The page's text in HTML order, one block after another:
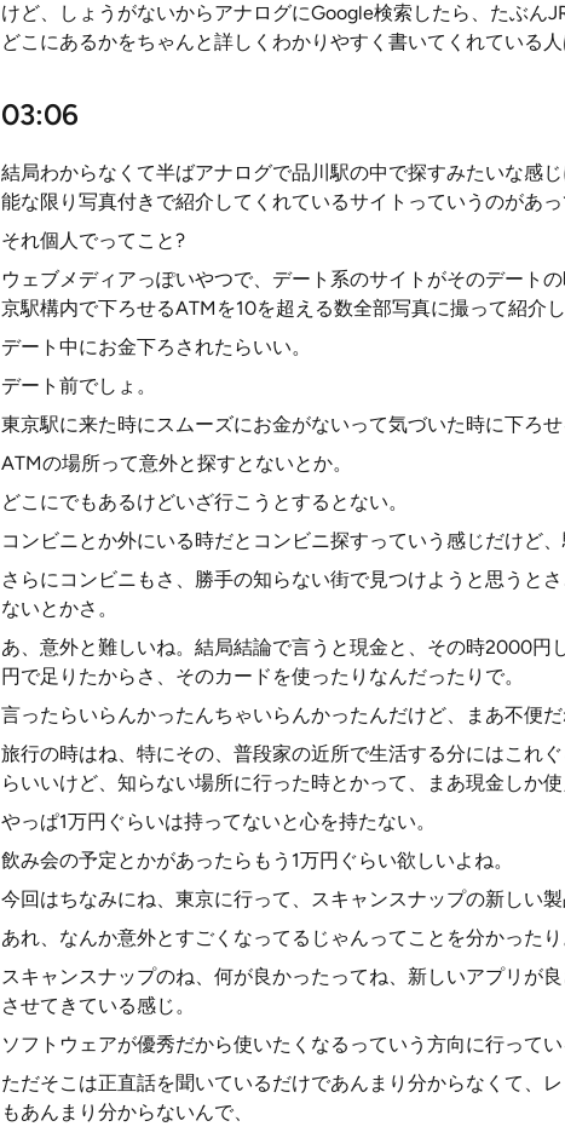
けど、しょうがないからアナログにGoogle検索したら、たぶん
どこにあるかをちゃんと詳しくわかりやすく書いてくれている人
03:06
結局わからなくて半ばアナログで品川駅の中で探すみたいな感
能な限り写真付きで紹介してくれているサイトっていうのがあっ
それ個人でってこと?
ウェブメディアっぽいやつで、デート系のサイトがそのデート
京駅構内で下ろせるATMを10を超える数全部写真に撮って紹介
デート中にお金下ろされたらいい。
デート前でしょ。
東京駅に来た時にスムーズにお金がないって気づいた時に下ろ
ATMの場所って意外と探すとないとか。
どこにでもあるけどいざ行こうとするとない。
コンビニとか外にいる時だとコンビニ探すっていう感じだけど、
さらにコンビニもさ、勝手の知らない街で見つけようと思うと
ないとかさ。
あ、意外と難しいね。結局結論で言うと現金と、その時2000
円で足りたからさ、そのカードを使ったりなんだったりで。
言ったらいらんかったんちゃいらんかったんだけど、まあ不便
旅行の時はね、特にその、普段家の近所で生活する分にはこれ
らいいけど、知らない場所に行った時とかって、まあ現金しか
やっぱ1万円ぐらいは持ってないと心を持たない。
飲み会の予定とかがあったらもう1万円ぐらい欲しいよね。
今回はちなみにね、東京に行って、スキャンスナップの新しい製
あれ、なんか意外とすごくなってるじゃんってことを分かったり
スキャンスナップのね、何が良かったってね、新しいアプリが
させてきている感じ。
ソフトウェアが優秀だから使いたくなるっていう方向に行ってい
ただそこは正直話を聞いているだけであんまり分からなくて、
もあんまり分からないんで、